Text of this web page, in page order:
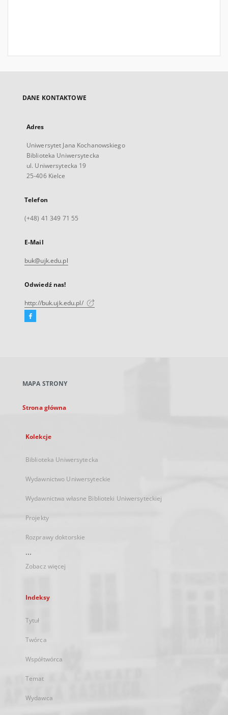
DANE KONTAKTOWE
Adres
Uniwersytet Jana Kochanowskiego
Biblioteka Uniwersytecka
ul. Uniwersytecka 19
25-406 Kielce
Telefon
(+48) 41 349 71 55
E-Mail
buk@ujk.edu.pl
Odwiedź nas!
http://buk.ujk.edu.pl/
Facebook
karcie
MAPA STRONY
Strona główna
Kolekcje
Biblioteka Uniwersytecka
Wydawnictwo Uniwersyteckie
Wydawnictwa własne Biblioteki Uniwersyteckiej
Projekty
Rozprawy doktorskie
...
Zobacz więcej
Indeksy
Tytuł
Twórca
Współtwórca
Temat
Wydawca